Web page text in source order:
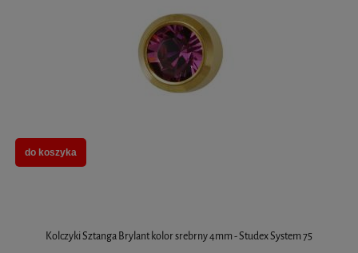
do koszyka
Kolczyki Sztanga Brylant kolor srebrny 4mm - Studex System 75